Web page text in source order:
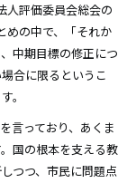
人評価委員会総会の
めの中で、「それか
中期目標の修正につ
合に限るというこ
。
言っており、あくま
国の根本を支える教
つつ、市民に問題点